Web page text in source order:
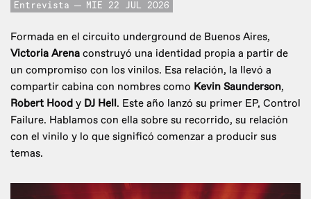
Entrevista MIE 22 JUL 2026
Formada en el circuito underground de Buenos Aires,
Victoria Arena construyó una identidad propia a partir de
un compromiso con los vinilos. Esa relación, la llevó a
compartir cabina con nombres como Kevin Saunderson,
Robert Hood y DJ Hell. Este año lanzó su primer EP, Control
Failure. Hablamos con ella sobre su recorrido, su relación
con el vinilo y lo que significó comenzar a producir sus
temas.